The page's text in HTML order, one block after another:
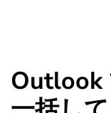
Outlook